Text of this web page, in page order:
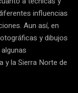
influencias
Aun así, en
y dibujos
y la Sierra Norte de